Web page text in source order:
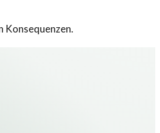
Konsequenzen.